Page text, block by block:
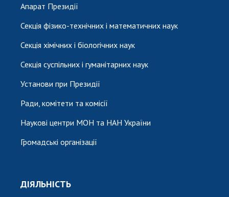
Апарат Президії
Секція фізико-технічних і математичних наук
Секція хімічних і біологічних наук
Секція суспільних і гуманітарних наук
Установи при Президії
Ради, комітети та комісії
Наукові центри МОН та НАН України
Громадські організації
ДІЯЛЬНІСТЬ